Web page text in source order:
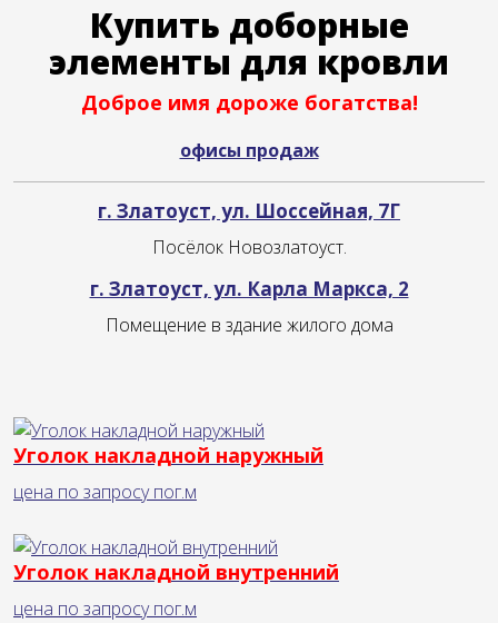
Купить доборные
элементы для кровли
Доброе имя дороже богатства!
офисы продаж
г. Златоуст, ул. Шоссейная, 7Г
Посёлок Новозлатоуст.
г. Златоуст, ул. Карла Маркса, 2
Помещение в здание жилого дома
Уголок накладной наружный
цена по запросу пог.м
Уголок накладной внутренний
цена по запросу пог.м